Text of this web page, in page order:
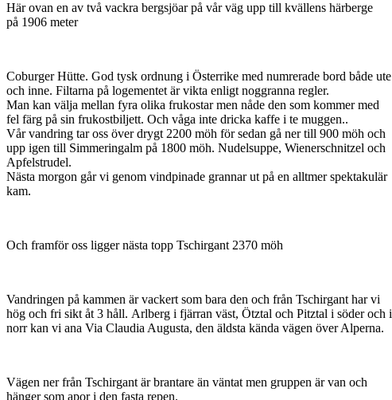
Här ovan en av två vackra bergsjöar på vår väg upp till kvällens härberge
på 1906 meter
Coburger Hütte. God tysk ordnung i Österrike med numrerade bord både ute
och inne. Filtarna på logementet är vikta enligt noggranna regler.
Man kan välja mellan fyra olika frukostar men nåde den som kommer med
fel färg på sin frukostbiljett. Och våga inte dricka kaffe i te muggen..
Vår vandring tar oss över drygt 2200 möh för sedan gå ner till 900 möh och
upp igen till Simmeringalm på 1800 möh. Nudelsuppe, Wienerschnitzel och
Apfelstrudel.
Nästa morgon går vi genom vindpinade grannar ut på en alltmer spektakulär
kam.
Och framför oss ligger nästa topp Tschirgant 2370 möh
Vandringen på kammen är vackert som bara den och från Tschirgant har vi
hög och fri sikt åt 3 håll. Arlberg i fjärran väst, Ötztal och Pitztal i söder och i
norr kan vi ana Via Claudia Augusta, den äldsta kända vägen över Alperna.
Vägen ner från Tschirgant är brantare än väntat men gruppen är van och
hänger som apor i den fasta repen.